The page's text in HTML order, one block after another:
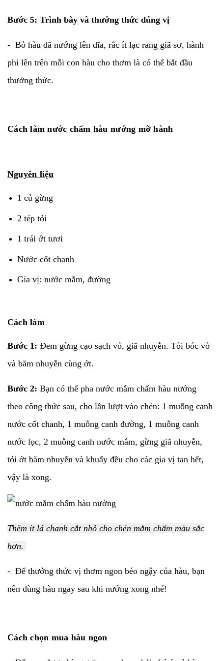
Bước 5: Trình bày và thưởng thức đúng vị
- Bỏ hàu đã nướng lên đĩa, rắc ít lạc rang giã sơ, hành
phi lên trên mỗi con hàu cho thơm là có thể bắt đầu
thưởng thức.
Cách làm nước chấm hàu nướng mỡ hành
Nguyên liệu
1 củ gừng
2 tép tỏi
1 trái ớt tươi
Nước cốt chanh
Gia vị: nước mắm, đường
Cách làm
Bước 1: Đem gừng cạo sạch vỏ, giã nhuyễn. Tỏi bóc vỏ
và băm nhuyễn cùng ớt.
Bước 2: Bạn có thể pha nước mắm chấm hàu nướng
theo công thức sau, cho lần lượt vào chén: 1 muỗng canh
nước cốt chanh, 1 muỗng canh đường, 1 muỗng canh
nước lọc, 2 muỗng canh nước mắm, gừng giã nhuyễn,
tỏi ớt băm nhuyễn và khuấy đều cho các gia vị tan hết,
vậy là xong.
Thêm ít lá chanh cắt nhỏ cho chén mắm chấm màu sắc
hơn.
- Để thưởng thức vị thơm ngon béo ngậy của hàu, bạn
nên dùng hàu ngay sau khi nướng xong nhé!
Cách chọn mua hàu ngon